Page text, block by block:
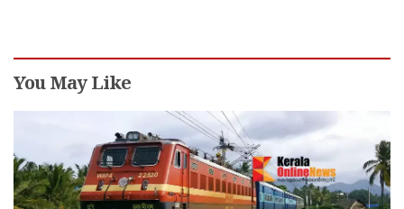
You May Like